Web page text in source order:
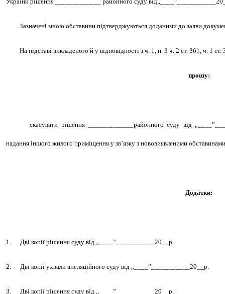
Зазначені мною обставини підтверджуються доданими до заяви
На підставі викладеного й у відповідності з ч. 1, п. 3 ч. 2 ст. 361, ч. 1
прошу:
скасувати рішення _____________районного суду від
надання іншого жилого приміщення у зв’язку з нововиявленими
Додатки:
1. Дві копії рішення суду від „____”___________20__р.
2. Дві копії ухвали апеляційного суду від „____”___________20__р.
3. Дві копії рішення суду від „____”___________20__р.